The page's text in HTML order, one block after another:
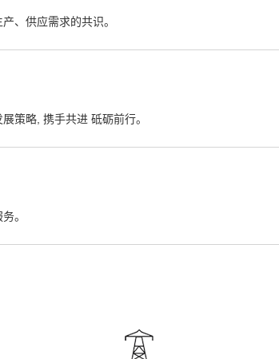
、供应需求的共识。
策略, 携手共进 砥砺前行。
。